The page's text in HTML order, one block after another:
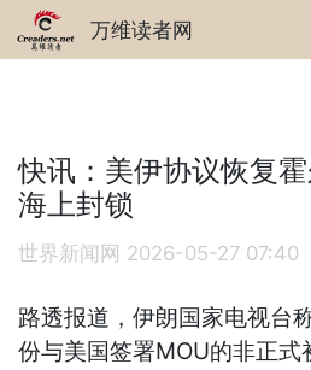
万维读者网
快讯：美伊协议恢复
海上封锁
世界新闻网 2026-05-27 07:40
路透报道，伊朗国家电视台
份与美国签署MOU的非正式